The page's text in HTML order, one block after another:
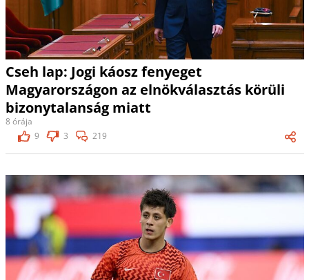
Cseh lap: Jogi káosz fenyeget
Magyarországon az elnökválasztás körüli
bizonytalanság miatt
8 órája
9
3 219